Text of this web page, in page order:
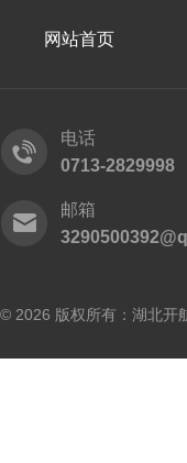
网站首页
电话
0713-2829998
邮箱
© 2026 版权所有：湖北开